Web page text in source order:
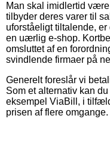
Man skal imidlertid
tilbyder deres varer til
uforståeligt tiltalende,
en uærlig e-shop.
omsluttet af en
svindlende firmaer på
Generelt foreslår vi
Som et alternativ kan
eksempel ViaBill, i
prisen af flere omgange.